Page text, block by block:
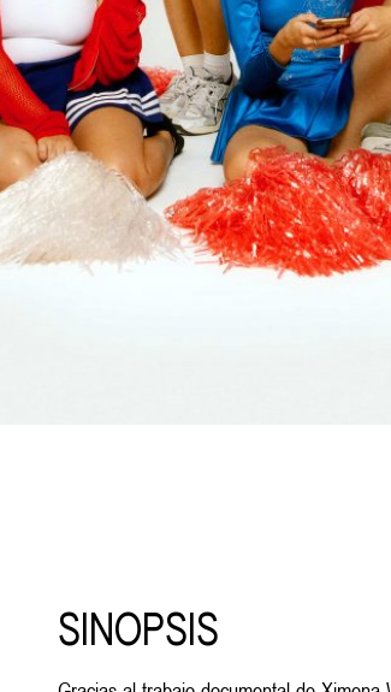
SINOPSIS